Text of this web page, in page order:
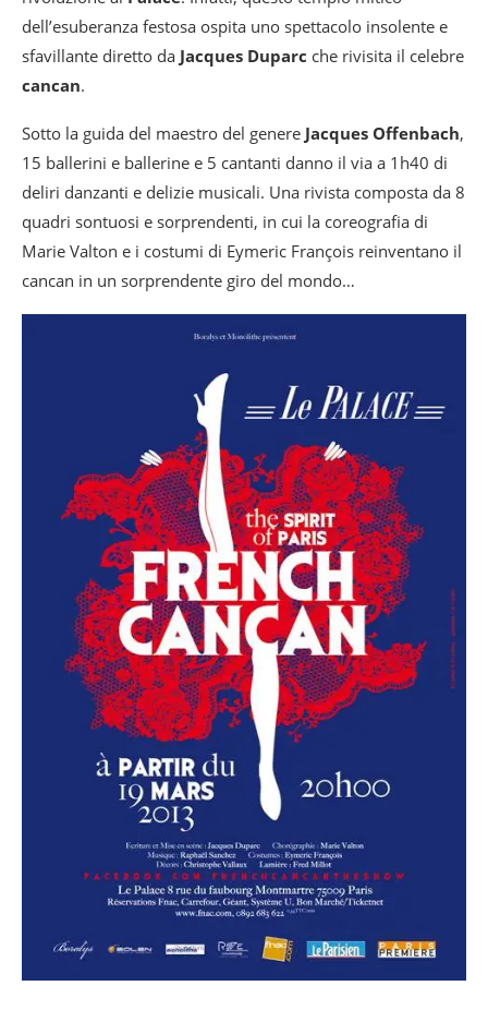
dell’esuberanza festosa ospita uno spettacolo insolente e
sfavillante diretto da Jacques Duparc che rivisita il celebre
cancan.
Sotto la guida del maestro del genere Jacques Offenbach,
15 ballerini e ballerine e 5 cantanti danno il via a 1h40 di
deliri danzanti e delizie musicali. Una rivista composta da 8
quadri sontuosi e sorprendenti, in cui la coreografia di
Marie Valton e i costumi di Eymeric François reinventano il
cancan in un sorprendente giro del mondo…